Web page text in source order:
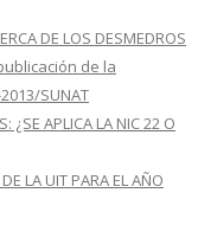
DE LOS DESMEDROS
de la
SUNAT
¿SE APLICA LA NIC 22 O
LA UIT PARA EL AÑO